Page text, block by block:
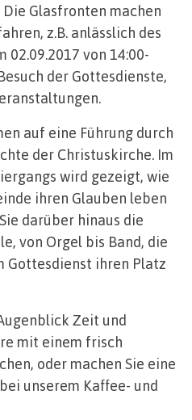
Glasfronten machen
z.B. anlässlich des
02.09.2017 von 14:00-
der Gottesdienste,
auf eine Führung durch
der Christuskirche. Im
wird gezeigt, wie
ihren Glauben leben
darüber hinaus die
von Orgel bis Band, die
Gottesdienst ihren Platz
Zeit und
mit einem frisch
oder machen Sie eine
unserem Kaffee- und